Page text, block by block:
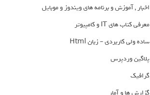
اخبار , آموزش و برنامه های ویندوز و موبایل
معرفی کتاب های IT و کامپیوتر
ساده ولی کاربردی – زبان Html
پلاگین وردپرس
گرافیک
گزارش ها و آمار